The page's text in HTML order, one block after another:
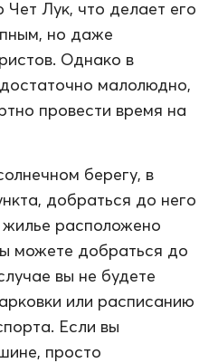
Лук, что делает его
но даже
Однако в
малолюдно,
провести время на
берегу, в
добраться до него
расположено
можете добраться до
вы не будете
или расписанию
Если вы
просто